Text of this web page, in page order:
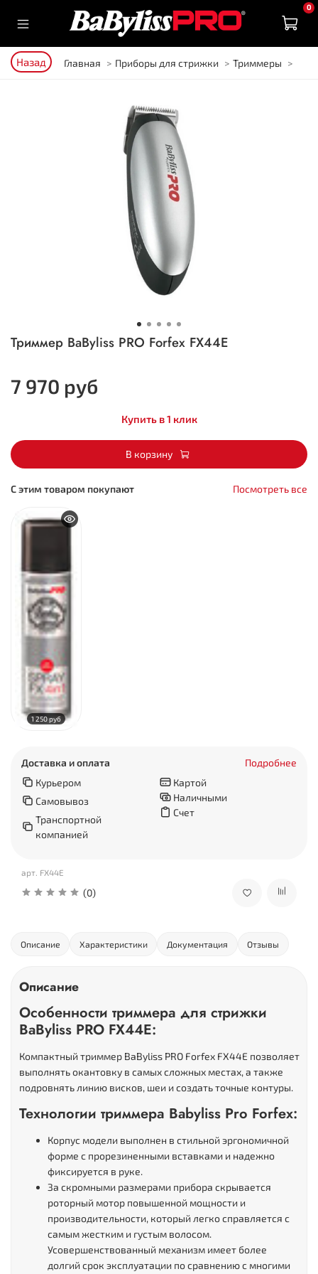
0
Назад Главная Приборы для стрижки Триммеры
арт. FX44E
(0)
Триммер BaByliss PRO Forfex FX44E
7 970 руб
Купить в 1 клик
В корзину
С этим товаром покупают Посмотреть все
1 250 руб
Доставка и оплата
Подробнее
Курьером
Самовывоз
Транспортной
компанией
Картой
Наличными
Счет
Описание Характеристики Документация Отзывы
Описание
Особенности триммера для стрижки
BaByliss PRO FX44E:
Компактный триммер BaByliss PRO Forfex FX44E позволяет
выполнять окантовку в самых сложных местах, а также
подровнять линию висков, шеи и создать точные контуры.
Технологии триммера Babyliss Pro Forfex:
Корпус модели выполнен в стильной эргономичной
форме с прорезиненными вставками и надежно
фиксируется в руке.
За скромными размерами прибора скрывается
роторный мотор повышенной мощности и
производительности, который легко справляется с
самым жестким и густым волосом.
Усовершенствованный механизм имеет более
долгий срок эксплуатации по сравнению с многими